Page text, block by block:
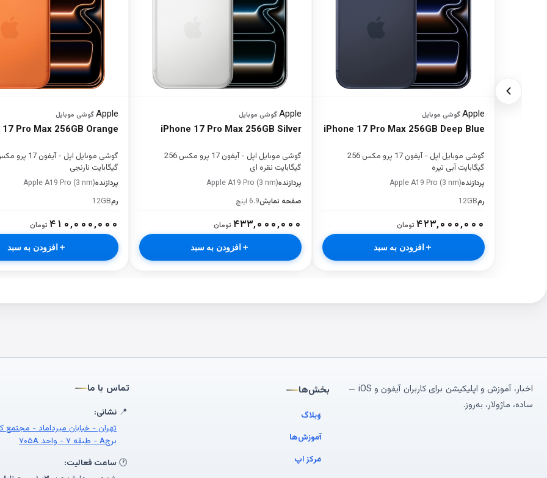
Apple
·گوشی موبایل
iPhone 17 Pro Max 256GB Deep Blue
گوشی موبایل اپل - آیفون 17 پرو مکس 256
گیگابایت آبی تیره
پردازندهApple A19 Pro (3 nm)
رم12GB
۴۲۳,۰۰۰,۰۰۰ تومان
افزودن به سبد
Apple
·گوشی موبایل
iPhone 17 Pro Max 256GB Silver
گوشی موبایل اپل - آیفون 17 پرو مکس 256
گیگابایت نقره ای
پردازندهApple A19 Pro (3 nm)
صفحه نمایش6.9 اینچ
۴۳۳,۰۰۰,۰۰۰ تومان
افزودن به سبد
Apple
·گوشی موبایل
Pro Max 256GB Orange
گیگابایت نارنجی
پردازندهApple A19 Pro (3 nm)
رم12GB
۴۱۰,۰۰۰,۰۰۰ تومان
افزودن به سبد
اخبار، آموزش و اپلیکیشن برای کاربران آیفون و iOS —
ساده، ماژولار، به‌روز.
بخش‌ها
وبلاگ
آموزش‌ها
مرکز اپ
تماس با ما
📍 نشانی:
تهران - خیابان میرداماد - مجتمع
برجA - طبقه ۷ - واحد ۷۰۵A
🕐 ساعت فعالیت: